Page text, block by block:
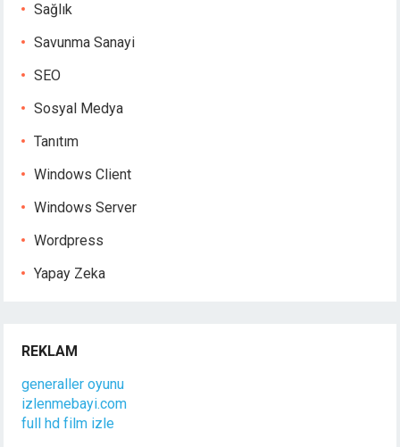
Sağlık
Savunma Sanayi
SEO
Sosyal Medya
Tanıtım
Windows Client
Windows Server
Wordpress
Yapay Zeka
REKLAM
generaller oyunu
izlenmebayi.com
full hd film izle